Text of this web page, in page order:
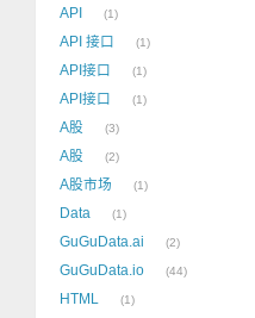
API 1
API 接口 1
API接口 1
API接口 1
A股 3
A股 2
A股市场 1
Data 1
GuGuData.ai 2
GuGuData.io 44
HTML 1